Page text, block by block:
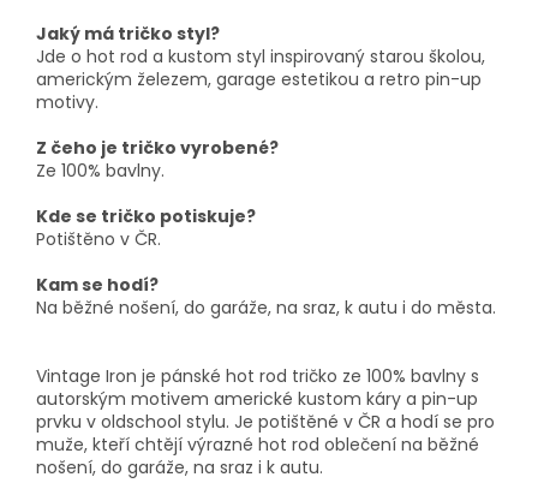
Jaký má tričko styl?
Jde o hot rod a kustom styl inspirovaný starou školou,
americkým železem, garage estetikou a retro pin-up
motivy.
Z čeho je tričko vyrobené?
Ze 100% bavlny.
Kde se tričko potiskuje?
Potištěno v ČR.
Kam se hodí?
Na běžné nošení, do garáže, na sraz, k autu i do města.
Vintage Iron je pánské hot rod tričko ze 100% bavlny s
autorským motivem americké kustom káry a pin-up
prvku v oldschool stylu. Je potištěné v ČR a hodí se pro
muže, kteří chtějí výrazné hot rod oblečení na běžné
nošení, do garáže, na sraz i k autu.